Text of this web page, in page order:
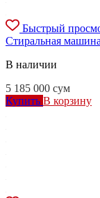
Быстрый
Стиральная
В наличии
5 185 000 сум
Купить В корзину